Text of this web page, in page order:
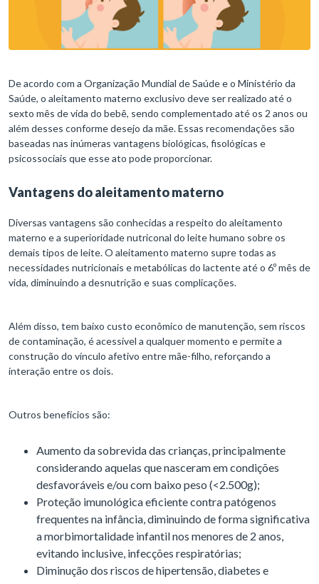
De acordo com a Organização Mundial de Saúde e o Ministério da
Saúde, o aleitamento materno exclusivo deve ser realizado até o
sexto mês de vida do bebê, sendo complementado até os 2 anos ou
além desses conforme desejo da mãe. Essas recomendações são
baseadas nas inúmeras vantagens biológicas, fisológicas e
psicossociais que esse ato pode proporcionar.
Vantagens do aleitamento materno
Diversas vantagens são conhecidas a respeito do aleitamento
materno e a superioridade nutriconal do leite humano sobre os
demais tipos de leite. O aleitamento materno supre todas as
necessidades nutricionais e metabólicas do lactente até o 6º mês de
vida, diminuindo a desnutrição e suas complicações.
Além disso, tem baixo custo econômico de manutenção, sem riscos
de contaminação, é acessível a qualquer momento e permite a
construção do vínculo afetivo entre mãe-filho, reforçando a
interação entre os dois.
Outros benefícios são:
Aumento da sobrevida das crianças, principalmente
considerando aquelas que nasceram em condições
desfavoráveis e/ou com baixo peso (<2.500g);
Proteção imunológica eficiente contra patógenos
frequentes na infância, diminuindo de forma significativa
a morbimortalidade infantil nos menores de 2 anos,
evitando inclusive, infecções respiratórias;
Diminução dos riscos de hipertensão, diabetes e